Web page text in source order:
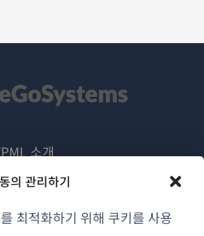
의 관리하기
최적화하기 위해 쿠키를 사용
소개
인정보 처리방침
합류하기(새